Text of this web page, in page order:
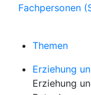
Fachpersonen
Themen
Erziehung
Erziehung